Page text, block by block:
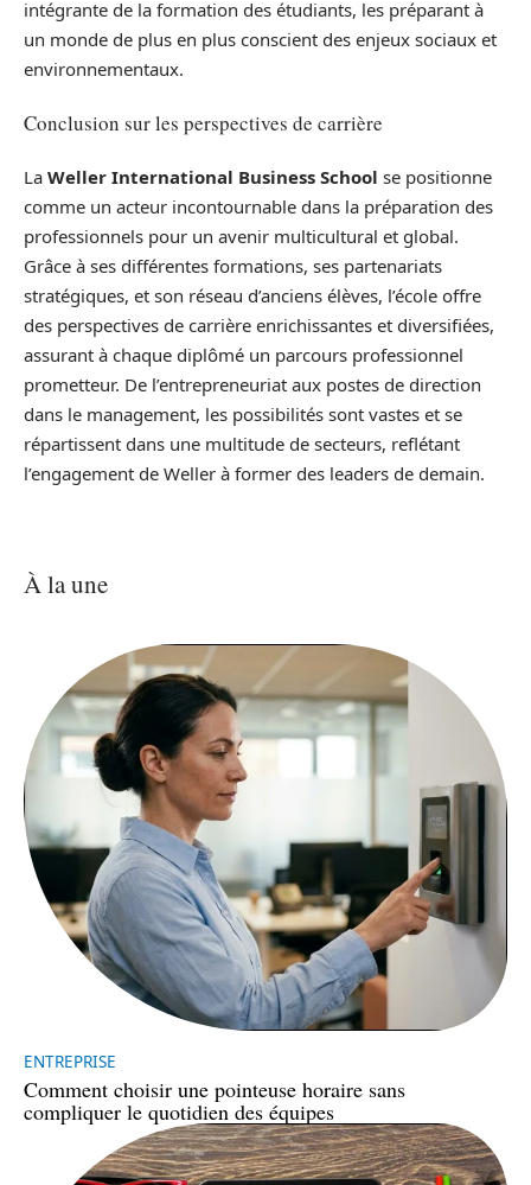
intégrante de la formation des étudiants, les préparant à
un monde de plus en plus conscient des enjeux sociaux et
environnementaux.
Conclusion sur les perspectives de carrière
La Weller International Business School se positionne
comme un acteur incontournable dans la préparation des
professionnels pour un avenir multicultural et global.
Grâce à ses différentes formations, ses partenariats
stratégiques, et son réseau d’anciens élèves, l’école offre
des perspectives de carrière enrichissantes et diversifiées,
assurant à chaque diplômé un parcours professionnel
prometteur. De l’entrepreneuriat aux postes de direction
dans le management, les possibilités sont vastes et se
répartissent dans une multitude de secteurs, reflétant
l’engagement de Weller à former des leaders de demain.
À la une
ENTREPRISE
Comment choisir une pointeuse horaire sans
compliquer le quotidien des équipes